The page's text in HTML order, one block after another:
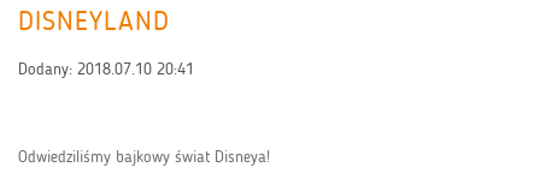
DISNEYLAND
Dodany: 2018.07.10 20:41
Odwiedziliśmy bajkowy świat Disneya!